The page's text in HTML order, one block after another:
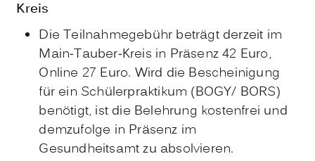
Kreis
Die Teilnahmegebühr beträgt derzeit im
Main-Tauber-Kreis in Präsenz 42 Euro,
Online 27 Euro. Wird die Bescheinigung
für ein Schülerpraktikum (BOGY/ BORS)
benötigt, ist die Belehrung kostenfrei und
demzufolge in Präsenz im
Gesundheitsamt zu absolvieren.